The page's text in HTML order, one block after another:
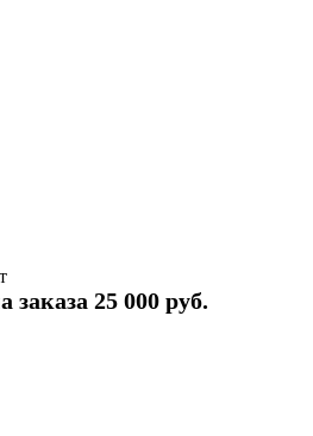
25 000 руб.